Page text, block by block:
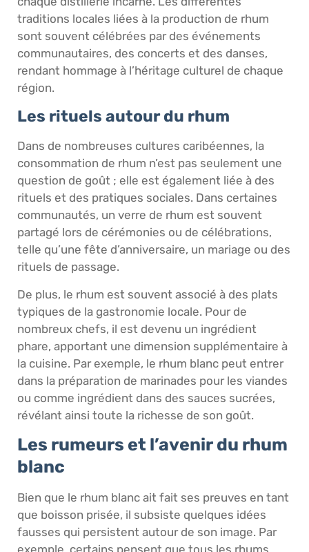
traditions locales liées à la production de rhum
sont souvent célébrées par des événements
communautaires, des concerts et des danses,
rendant hommage à l’héritage culturel de chaque
région.
Les rituels autour du rhum
Dans de nombreuses cultures caribéennes, la
consommation de rhum n’est pas seulement une
question de goût ; elle est également liée à des
rituels et des pratiques sociales. Dans certaines
communautés, un verre de rhum est souvent
partagé lors de cérémonies ou de célébrations,
telle qu’une fête d’anniversaire, un mariage ou des
rituels de passage.
De plus, le rhum est souvent associé à des plats
typiques de la gastronomie locale. Pour de
nombreux chefs, il est devenu un ingrédient
phare, apportant une dimension supplémentaire à
la cuisine. Par exemple, le rhum blanc peut entrer
dans la préparation de marinades pour les viandes
ou comme ingrédient dans des sauces sucrées,
révélant ainsi toute la richesse de son goût.
Les rumeurs et l’avenir du rhum
blanc
Bien que le rhum blanc ait fait ses preuves en tant
que boisson prisée, il subsiste quelques idées
fausses qui persistent autour de son image. Par
exemple, certains pensent que tous les rhums